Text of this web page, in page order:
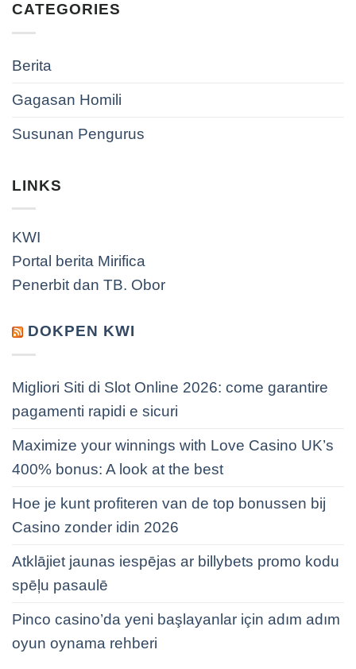
CATEGORIES
Berita
Gagasan Homili
Susunan Pengurus
LINKS
KWI
Portal berita Mirifica
Penerbit dan TB. Obor
DOKPEN KWI
Migliori Siti di Slot Online 2026: come garantire
pagamenti rapidi e sicuri
Maximize your winnings with Love Casino UK’s
400% bonus: A look at the best
Hoe je kunt profiteren van de top bonussen bij
Casino zonder idin 2026
Atklājiet jaunas iespējas ar billybets promo kodu
spēļu pasaulē
Pinco casino’da yeni başlayanlar için adım adım
oyun oynama rehberi